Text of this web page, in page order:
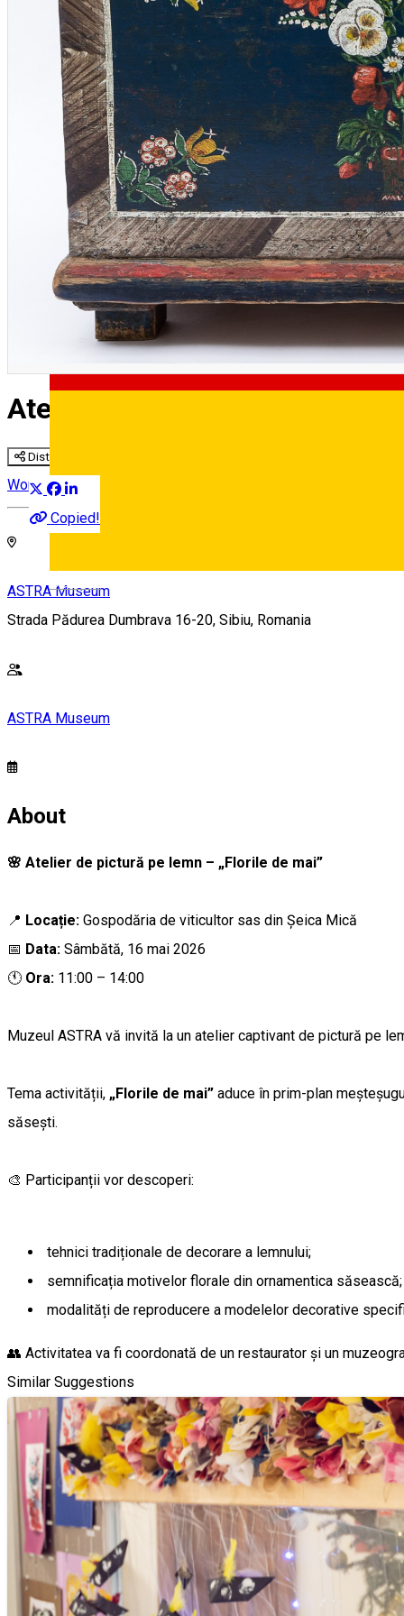
English
Deutsch
Atelier de pictură pe lemn
Distribuie
Copied!
Workshop
ASTRA Museum
Strada Pădurea Dumbrava 16-20, Sibiu, Romania
ASTRA Museum
About
🌸 Atelier de pictură pe lemn – „Florile de mai”
📍 Locație: Gospodăria de viticultor sas din Șeica Mică
📅 Data: Sâmbătă, 16 mai 2026
🕚 Ora: 11:00 – 14:00
Muzeul ASTRA vă invită la un atelier captivant de pictură pe
Tema activității, „Florile de mai” aduce în prim-plan
săsești.
🎨 Participanții vor descoperi:
tehnici tradiționale de decorare a lemnului;
semnificația motivelor florale din ornamentica săsească;
modalități de reproducere a modelelor decorative
👥 Activitatea va fi coordonată de un restaurator și un
Similar Suggestions